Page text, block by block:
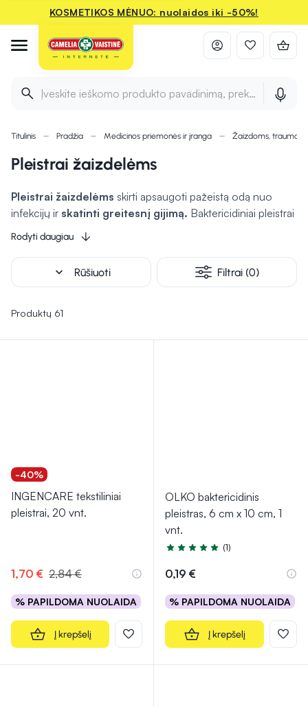
KOSMETIKOS MĖNUO: nuolaidos iki -50%!
Įveskite ieškomo produkto pavadinimą, prekės ženklą ir
Titulinis Pradžia Medicinos priemonės ir įranga Žaizdoms,
Pleistrai žaizdelėms
Pleistrai žaizdelėms skirti apsaugoti pažeistą odą nuo
infekcijų ir skatinti greitesnį gijimą. Baktericidiniai pleistrai
yra padengti specialia medžiaga, kuri apsaugo nuo bakterijų.
Vaikiški pleistrai su paveiksliukais sukurti taip, kad ne tik
apsaugotų žaizdeles, bet ir paverstų žaizdelių priežiūrą
žaidimu. Pleistrų rinkiniai, turintys įvairių dydžių ir tipų
situacijoms.
Rodyti daugiau
expand_more Rūšiuoti Filtrai (0)
Produktų 61
-40%
INGENCARE tekstiliniai
pleistrai, 20 vnt.
1,70 € 2,84 €
% PAPILDOMA NUOLAIDA
Į krepšelį
OLKO baktericidinis
pleistras, 6 cm x 10 cm, 1
vnt.
Įvertinimas 5.0 iš 5
(1)
0,19 €
% PAPILDOMA NUOLAIDA
Į krepšelį